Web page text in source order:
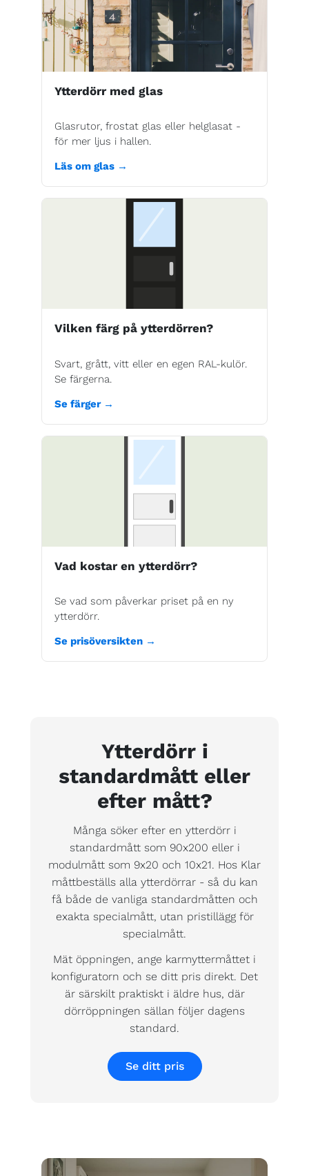
Ytterdörr med glas
Glasrutor, frostat glas eller helglasat -
för mer ljus i hallen.
Läs om glas →
Vilken färg på ytterdörren?
Svart, grått, vitt eller en egen RAL-kulör.
Se färgerna.
Se färger →
Vad kostar en ytterdörr?
Se vad som påverkar priset på en ny
ytterdörr.
Se prisöversikten →
Ytterdörr i
standardmått eller
efter mått?
Många söker efter en ytterdörr i
standardmått som 90x200 eller i
modulmått som 9x20 och 10x21. Hos Klar
måttbeställs alla ytterdörrar - så du kan
få både de vanliga standardmåtten och
exakta specialmått, utan pristillägg för
specialmått.
Mät öppningen, ange karmyttermåttet i
konfiguratorn och se ditt pris direkt. Det
är särskilt praktiskt i äldre hus, där
dörröppningen sällan följer dagens
standard.
Se ditt pris